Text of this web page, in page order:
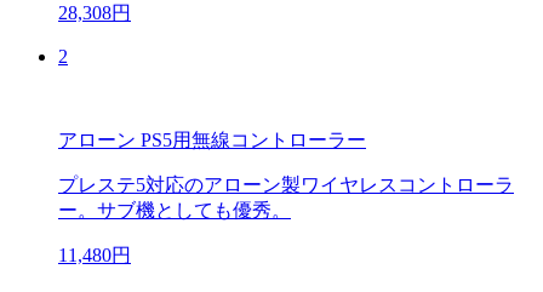
28,308円
2
アローン PS5用無線コントローラー
プレステ5対応のアローン製ワイヤレスコントローラ
ー。サブ機としても優秀。
11,480円